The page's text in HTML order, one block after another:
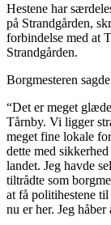
Hestene har
på Strandgården,
forbindelse med at
Strandgården.
Borgmesteren
“Det er meget
Tårnby. Vi ligger
meget fine lokale
dette med
landet. Jeg havde
tiltrådte som
at få politihestene
nu er her. Jeg